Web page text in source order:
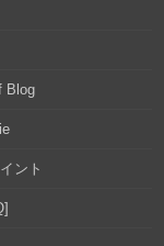
Blog
ント